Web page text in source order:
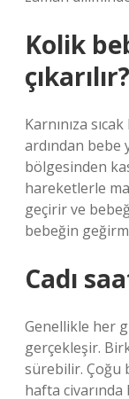
Kolik
çıkarılır?
Karnınıza
ardından bebe
bölgesinden
hareketlerle
geçirir ve
bebeğin
Cadı
Genellikle her
gerçekleşir.
sürebilir. Çoğu
hafta